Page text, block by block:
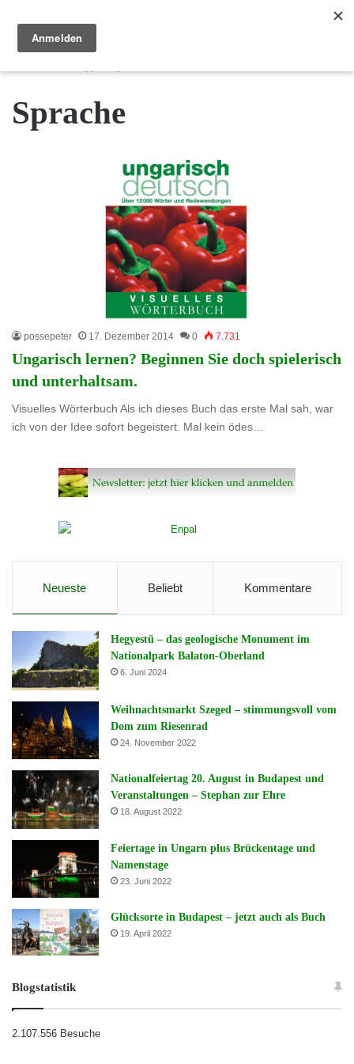
Menü Reisewege Ungarn
Sprache
possepeter 17. Dezember 2014 0 7.731
Ungarisch lernen? Beginnen Sie doch spielerisch
und unterhaltsam.
Visuelles Wörterbuch Als ich dieses Buch das erste Mal sah, war
ich von der Idee sofort begeistert. Mal kein ödes…
Neueste Beliebt Kommentare
Hegyestű – das geologische Monument im
Nationalpark Balaton-Oberland
6. Juni 2024
Weihnachtsmarkt Szeged – stimmungsvoll vom
Dom zum Riesenrad
24. November 2022
Nationalfeiertag 20. August in Budapest und
Veranstaltungen – Stephan zur Ehre
18. August 2022
Feiertage in Ungarn plus Brückentage und
Namenstage
23. Juni 2022
Glücksorte in Budapest – jetzt auch als Buch
19. April 2022
Blogstatistik
2.107.556 Besuche